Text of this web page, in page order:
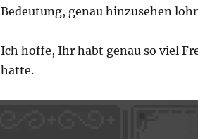
Bedeutung, genau hinzusehen
Ich hoffe, Ihr habt genau so viel
hatte.